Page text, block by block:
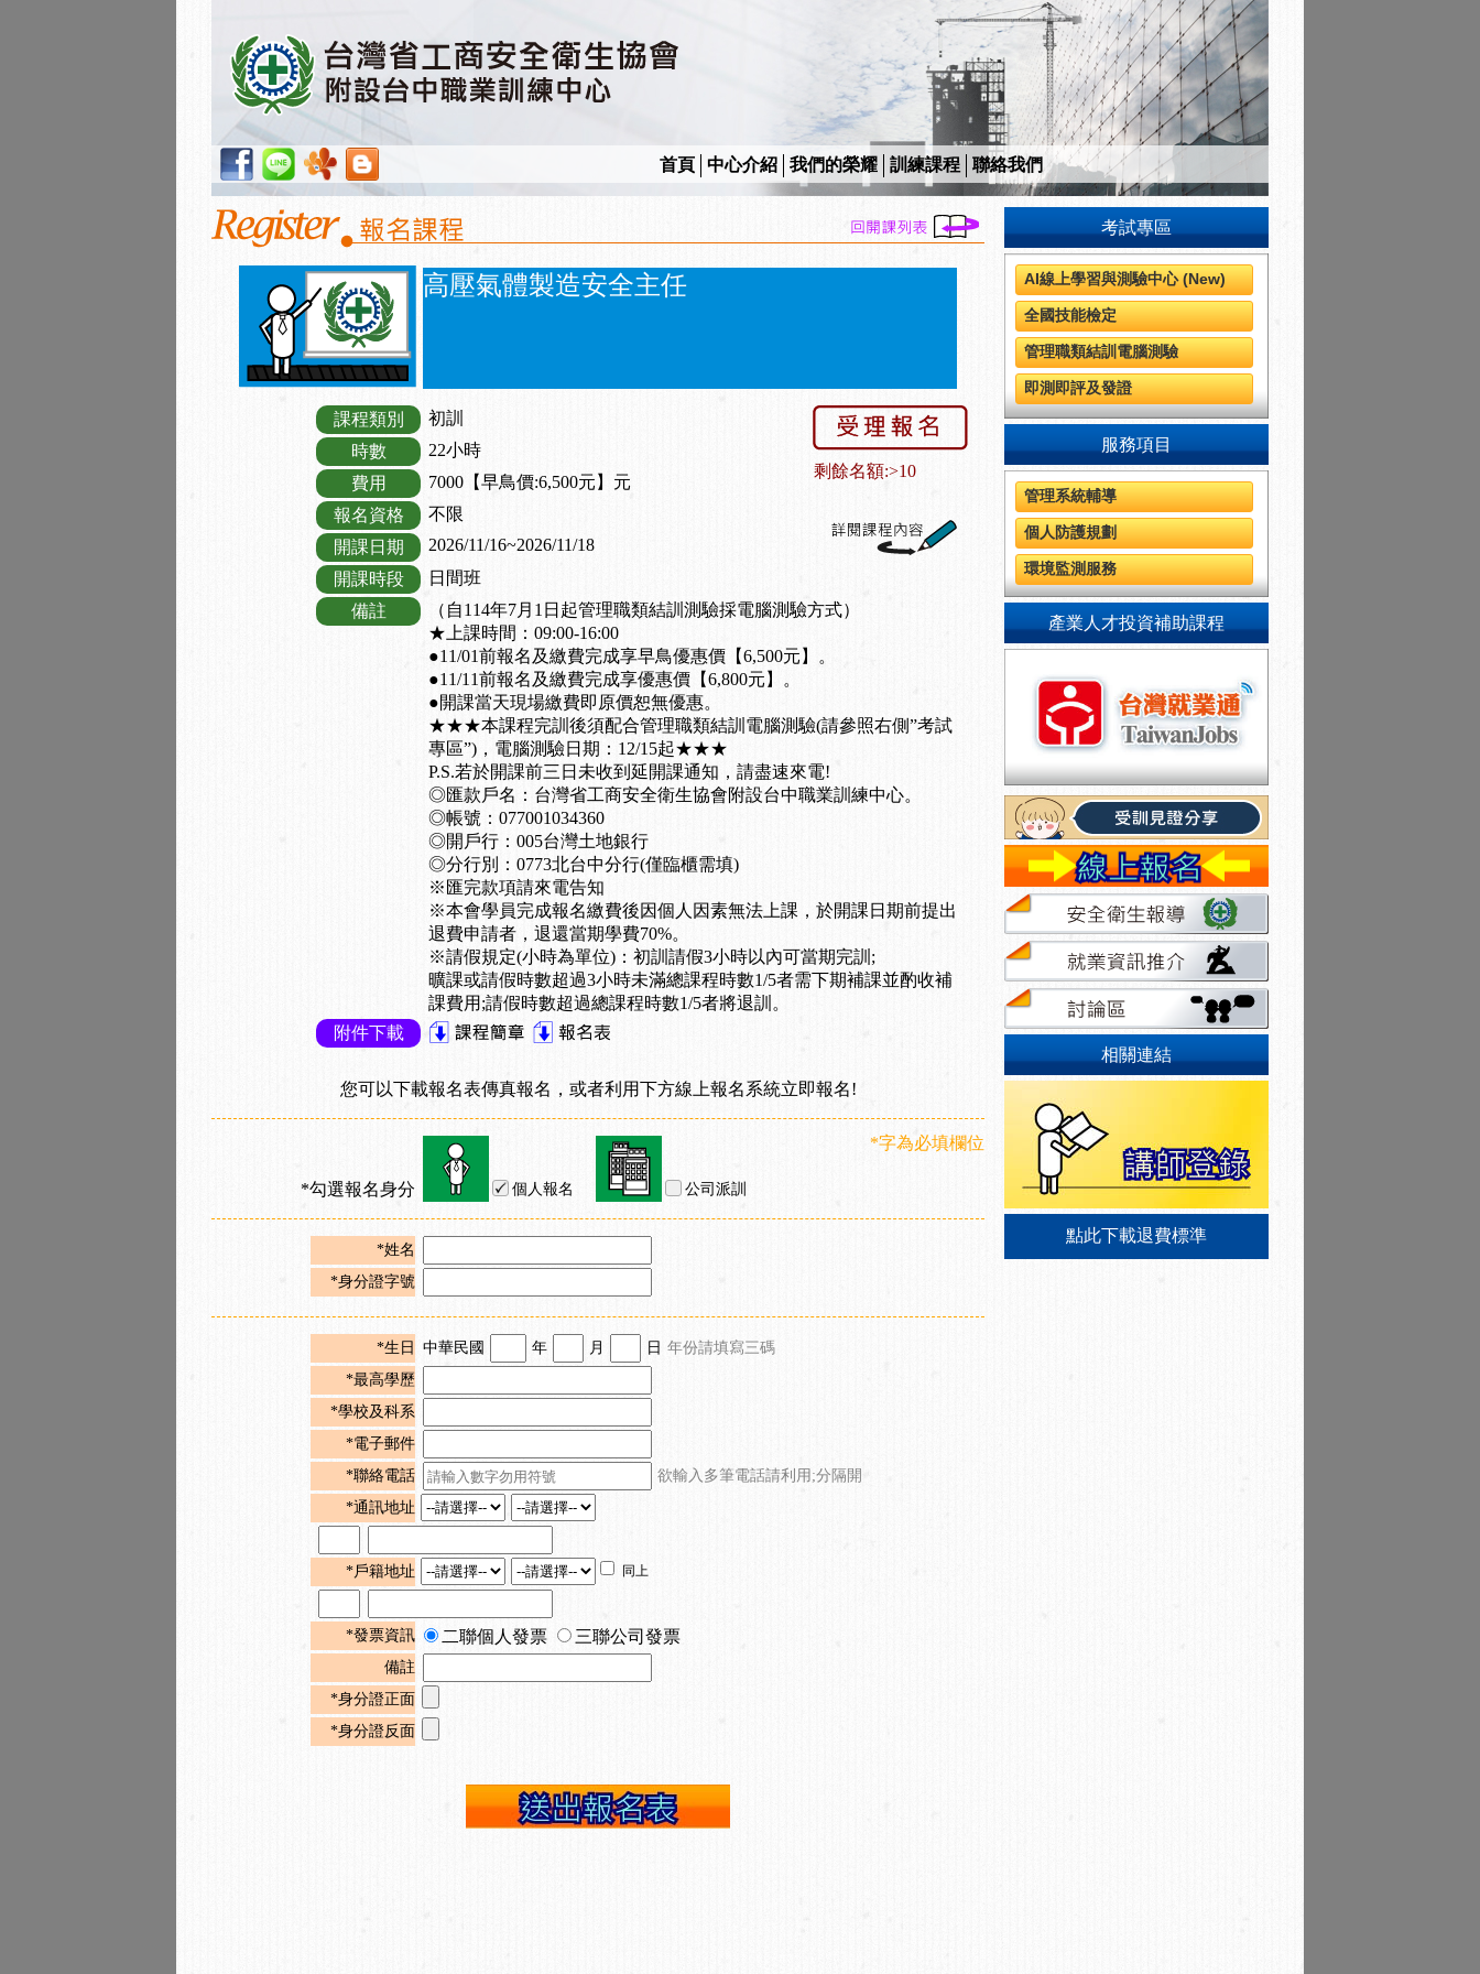
首頁 中心介紹 我們的榮耀 訓練課程 聯絡我們
高壓氣體製造安全主任
剩餘名額:>10
課程類別
初訓
時數
22小時
費用
7000【早鳥價:6,500元】元
報名資格
不限
開課日期
2026/11/16~2026/11/18
開課時段
日間班
備註
（自114年7月1日起管理職類結訓測驗採電腦測驗方式）
★上課時間：09:00-16:00
●11/01前報名及繳費完成享早鳥優惠價【6,500元】。
●11/11前報名及繳費完成享優惠價【6,800元】。
●開課當天現場繳費即原價恕無優惠。
★★★本課程完訓後須配合管理職類結訓電腦測驗(請參照右側”考試
專區”)，電腦測驗日期：12/15起★★★
P.S.若於開課前三日未收到延開課通知，請盡速來電!
◎匯款戶名：台灣省工商安全衛生協會附設台中職業訓練中心。
◎帳號：077001034360
◎開戶行：005台灣土地銀行
◎分行別：0773北台中分行(僅臨櫃需填)
※匯完款項請來電告知
※本會學員完成報名繳費後因個人因素無法上課，於開課日期前提出
退費申請者，退還當期學費70%。
※請假規定(小時為單位)：初訓請假3小時以內可當期完訓;
曠課或請假時數超過3小時未滿總課程時數1/5者需下期補課並酌收補
課費用;請假時數超過總課程時數1/5者將退訓。
附件下載
您可以下載報名表傳真報名，或者利用下方線上報名系統立即報名!
*字為必填欄位
*勾選報名身分 個人報名 公司派訓
*姓名
*身分證字號
*生日 中華民國 年 月 日 年份請填寫三碼
*最高學歷
*學校及科系
*電子郵件
*聯絡電話
欲輸入多筆電話請利用;分隔開
*通訊地址
*戶籍地址 同上
*發票資訊 二聯個人發票 三聯公司發票
備註
*身分證正面
*身分證反面
考試專區
AI線上學習與測驗中心 (New)
全國技能檢定
管理職類結訓電腦測驗
即測即評及發證
服務項目
管理系統輔導
個人防護規劃
環境監測服務
產業人才投資補助課程
相關連結
點此下載退費標準